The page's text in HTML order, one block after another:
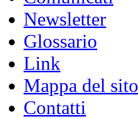
Newsletter
Glossario
Link
Mappa del sito
Contatti